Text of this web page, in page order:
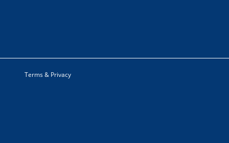
Terms & Privacy